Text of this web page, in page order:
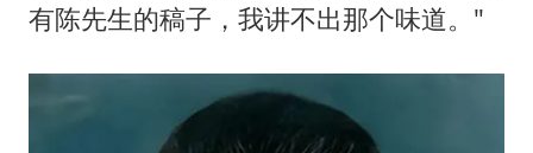
有陈先生的稿子，我讲不出那个味道。"